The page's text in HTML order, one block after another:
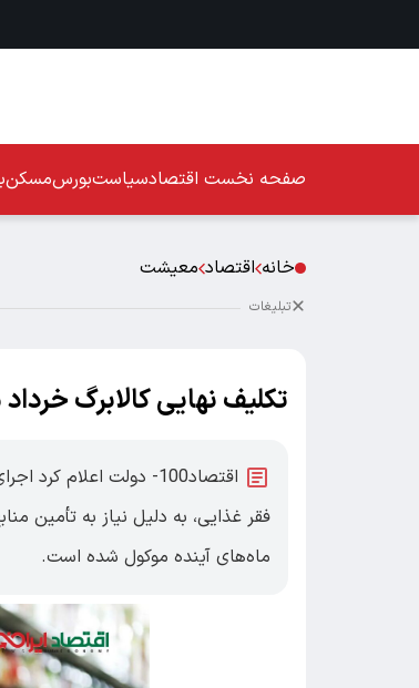
صفحه نخست اقتصادسیاستبورسمسکن
خانه اقتصاد معیشت
تبلیغات
تکلیف نهایی کالابرگ
اقتصاد100- دولت
فقر غذایی، به دلیل نیاز به تأمین
ماه‌های آینده موکول شده است.